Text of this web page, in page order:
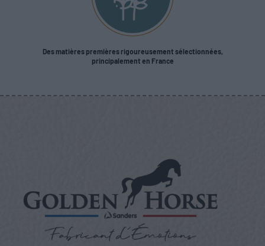
Des matières premières rigoureusement sélectionnées,
principalement en France